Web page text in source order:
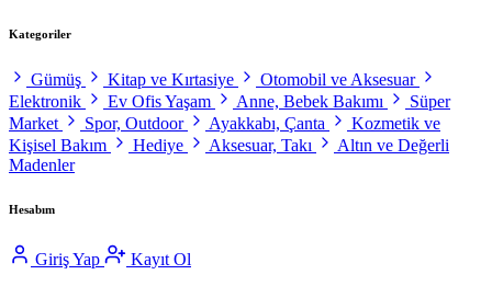
Kategoriler
Gümüş Kitap ve Kırtasiye
Otomobil ve Aksesuar
Elektronik
Ev Ofis Yaşam Anne, Bebek Bakımı
Süper
Market
Spor, Outdoor Ayakkabı, Çanta
Kozmetik ve
Kişisel Bakım
Hediye Aksesuar, Takı
Altın ve Değerli
Madenler
Hesabım
Giriş Yap Kayıt Ol